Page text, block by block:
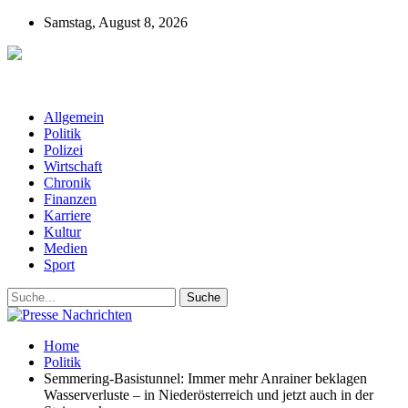
Samstag, August 8, 2026
Allgemein
Politik
Polizei
Wirtschaft
Chronik
Finanzen
Karriere
Kultur
Medien
Sport
Home
Politik
Semmering-Basistunnel: Immer mehr Anrainer beklagen
Wasserverluste – in Niederösterreich und jetzt auch in der